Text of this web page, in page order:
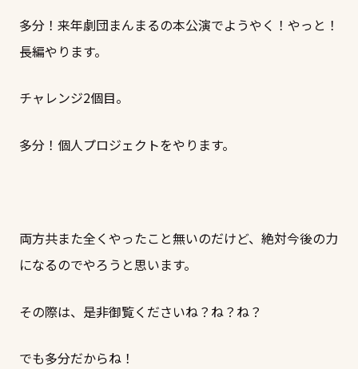
多分！来年劇団まんまるの本公演でようやく！やっと！
長編やります。
チャレンジ2個目。
多分！個人プロジェクトをやります。
両方共また全くやったこと無いのだけど、絶対今後の力
になるのでやろうと思います。
その際は、是非御覧くださいね？ね？ね？
でも多分だからね！